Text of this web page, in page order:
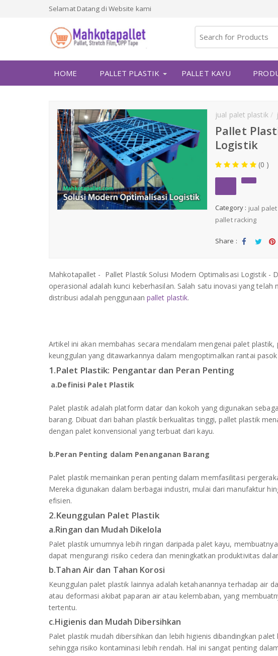
Selamat Datang di Website kami
HOME PALLET PLASTIK PALLET KAYU
jual palet plastik
Pallet
Logistik
(0 )
Category : jual
pallet racking
Share :
Mahkotapallet - Pallet Plastik Solusi Modern Optimalisasi Logistik -
operasional adalah kunci keberhasilan. Salah satu inovasi yang
distribusi adalah penggunaan pallet plastik.
Artikel ini akan membahas secara mendalam mengenai palet
keunggulan yang ditawarkannya dalam mengoptimalkan rantai
1.Palet Plastik: Pengantar dan Peran Penting
a.Definisi Palet Plastik
Palet plastik adalah platform datar dan kokoh yang digunakan
barang. Dibuat dari bahan plastik berkualitas tinggi, pallet plastik
dengan palet konvensional yang terbuat dari kayu.
b.Peran Penting dalam Penanganan Barang
Palet plastik memainkan peran penting dalam memfasilitasi
Mereka digunakan dalam berbagai industri, mulai dari manufaktur
efisien.
2.Keunggulan Palet Plastik
a.Ringan dan Mudah Dikelola
Palet plastik umumnya lebih ringan daripada palet kayu,
dapat mengurangi risiko cedera dan meningkatkan produktivitas
b.Tahan Air dan Tahan Korosi
Keunggulan palet plastik lainnya adalah ketahanannya terhadap air
atau deformasi akibat paparan air atau kelembaban, yang
tertentu.
c.Higienis dan Mudah Dibersihkan
Palet plastik mudah dibersihkan dan lebih higienis dibandingkan
sehingga risiko kontaminasi lebih rendah. Hal ini sangat penting